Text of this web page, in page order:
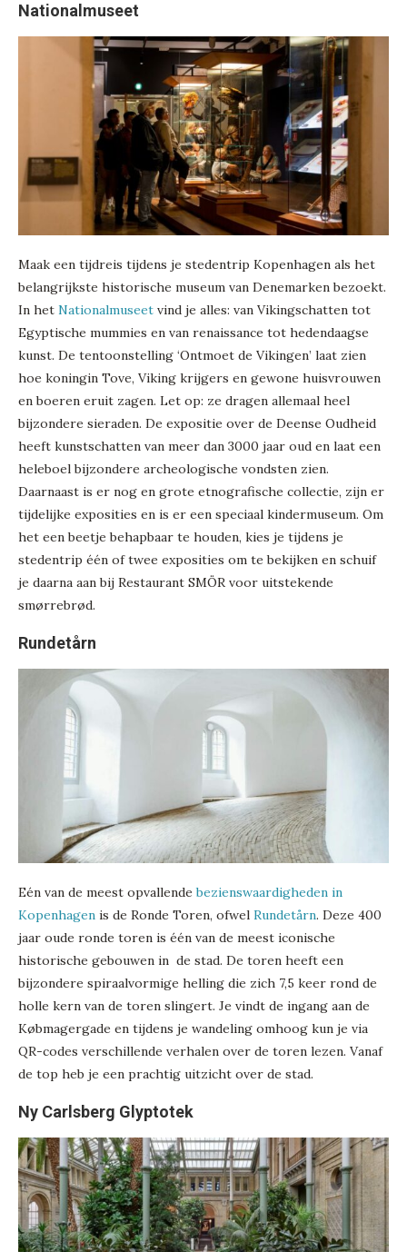
Nationalmuseet
Maak een tijdreis tijdens je stedentrip Kopenhagen als het
belangrijkste historische museum van Denemarken bezoekt.
In het Nationalmuseet vind je alles: van Vikingschatten tot
Egyptische mummies en van renaissance tot hedendaagse
kunst. De tentoonstelling ‘Ontmoet de Vikingen’ laat zien
hoe koningin Tove, Viking krijgers en gewone huisvrouwen
en boeren eruit zagen. Let op: ze dragen allemaal heel
bijzondere sieraden. De expositie over de Deense Oudheid
heeft kunstschatten van meer dan 3000 jaar oud en laat een
heleboel bijzondere archeologische vondsten zien.
Daarnaast is er nog en grote etnografische collectie, zijn er
tijdelijke exposities en is er een speciaal kindermuseum. Om
het een beetje behapbaar te houden, kies je tijdens je
stedentrip één of twee exposities om te bekijken en schuif
je daarna aan bij Restaurant SMÖR voor uitstekende
smørrebrød.
Rundetårn
Eén van de meest opvallendebezienswaardigheden in
Kopenhagen is de Ronde Toren, ofwel Rundetårn. Deze 400
jaar oude ronde toren is één van de meest iconische
historische gebouwen in de stad. De toren heeft een
bijzondere spiraalvormige helling die zich 7,5 keer rond de
holle kern van de toren slingert. Je vindt de ingang aan de
Købmagergade en tijdens je wandeling omhoog kun je via
QR-codes verschillende verhalen over de toren lezen. Vanaf
de top heb je een prachtig uitzicht over de stad.
Ny Carlsberg Glyptotek